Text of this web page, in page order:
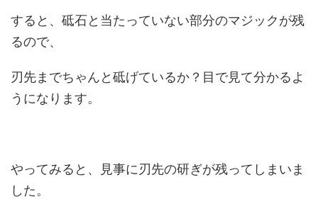
すると、砥石と当たっていない部分のマジックが残
るので、
刃先までちゃんと砥げているか？目で見て分かるよ
うになります。
やってみると、見事に刃先の研ぎが残ってしまいま
した。